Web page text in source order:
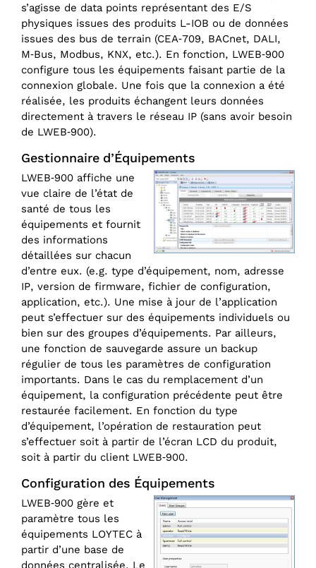
s’agisse de data points représentant des E/S
physiques issues des produits L-IOB ou de données
issues des bus de terrain (CEA‑709, BACnet, DALI,
M‑Bus, Modbus, KNX, etc.). En fonction, LWEB‑900
configure tous les équipements faisant partie de la
connexion globale. Une fois que la connexion a été
réalisée, les produits échangent leurs données
directement à travers le réseau IP (sans avoir besoin
de LWEB‑900).
Gestionnaire d’Équipements
LWEB‑900 affiche une
vue claire de l’état de
santé de tous les
équipements et fournit
des informations
détaillées sur chacun
d’entre eux. (e.g. type d’équipement, nom, adresse
IP, version de firmware, fichier de configuration,
application, etc.). Une mise à jour de l’application
peut s’effectuer sur des équipements individuels ou
bien sur des groupes d’équipements. Par ailleurs,
une fonction de sauvegarde assure un backup
régulier de tous les paramètres de configuration
importants. Dans le cas du remplacement d’un
équipement, la configuration précédente peut être
restaurée facilement. En fonction du type
d’équipement, l’opération de restauration peut
s’effectuer soit à partir de l’écran LCD du produit,
soit à partir du client LWEB‑900.
Configuration des Équipements
LWEB‑900 gère et
paramètre tous les
équipements LOYTEC à
partir d’une base de
données centralisée. Le